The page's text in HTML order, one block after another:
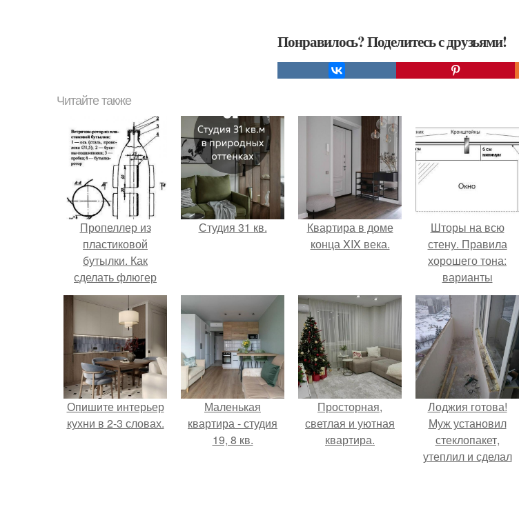
Понравилось? Поделитесь с друзьями!
Читайте также
Пропеллер из
пластиковой
бутылки. Как
сделать флюгер
своими руками из
пластиковой
бутылки
Студия 31 кв.
Квартира в доме
конца XIX века.
Шторы на всю
стену. Правила
хорошего тона:
варианты
оформления окон
длинными шторами
Опишите интерьер
кухни в 2-3 словах.
Маленькая
квартира - студия
19, 8 кв.
Просторная,
светлая и уютная
квартира.
Лоджия готова!
Муж установил
стеклопакет,
утеплил и сделал